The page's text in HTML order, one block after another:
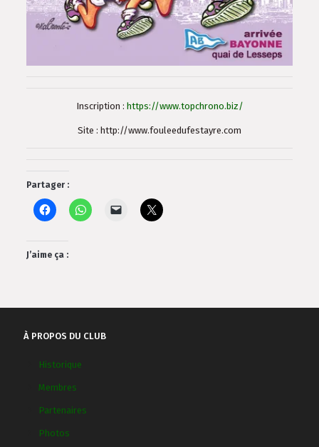
Inscription : https://www.topchrono.biz/
Site : http://www.fouleedufestayre.com
Partager :
J’aime ça :
À PROPOS DU CLUB
Historique
Membres
Partenaires
Photos